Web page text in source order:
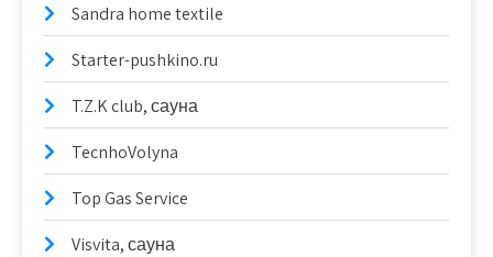
Sandra home textile
Starter-pushkino.ru
T.Z.K club, сауна
TecnhoVolyna
Top Gas Service
Visvita, сауна